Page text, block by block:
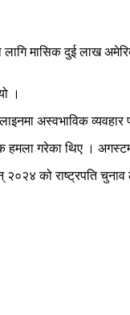
मासिक दुई लाख
।
अस्वभाविक व्यवहार
हमला गरेका थिए ।
२०२४ को राष्ट्रपति